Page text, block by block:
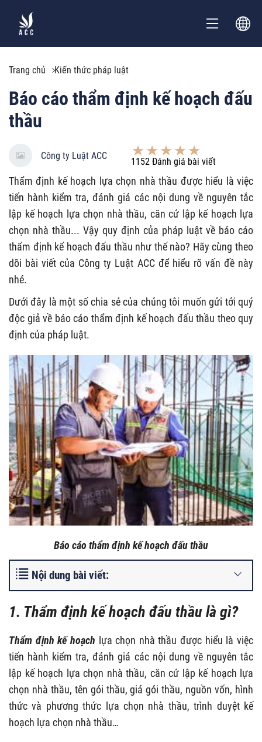
Trang chủ Kiến thức pháp luật
Báo cáo thẩm định kế hoạch đấu
thầu
Công ty Luật ACC
1152 Đánh giá bài viết
Thẩm định kế hoạch lựa chọn nhà thầu được hiểu là việc
tiến hành kiểm tra, đánh giá các nội dung về nguyên tắc
lập kế hoạch lựa chọn nhà thầu, căn cứ lập kế hoạch lựa
chọn nhà thầu... Vậy quy định của pháp luật về báo cáo
thẩm định kế hoạch đấu thầu như thế nào? Hãy cùng theo
dõi bài viết của Công ty Luật ACC để hiểu rõ vấn đề này
nhé.
Dưới đây là một số chia sẻ của chúng tôi muốn gửi tới quý
độc giả về báo cáo thẩm định kế hoạch đấu thầu theo quy
định của pháp luật.
Báo cáo thẩm định kế hoạch đấu thầu
Nội dung bài viết:
1. Thẩm định kế hoạch đấu thầu là gì?
Thẩm định kế hoạch lựa chọn nhà thầu được hiểu là việc
tiến hành kiểm tra, đánh giá các nội dung về nguyên tắc
lập kế hoạch lựa chọn nhà thầu, căn cứ lập kế hoạch lựa
chọn nhà thầu, tên gói thầu, giá gói thầu, nguồn vốn, hình
thức và phương thức lựa chọn nhà thầu, trình duyệt kế
hoạch lựa chọn nhà thầu…